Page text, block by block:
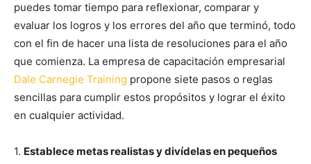
puedes tomar tiempo para reflexionar, comparar y
evaluar los logros y los errores del año que terminó, todo
con el fin de hacer una lista de resoluciones para el año
que comienza. La empresa de capacitación empresarial
Dale Carnegie Training propone siete pasos o reglas
sencillas para cumplir estos propósitos y lograr el éxito
en cualquier actividad.
1. Establece metas realistas y divídelas en pequeños